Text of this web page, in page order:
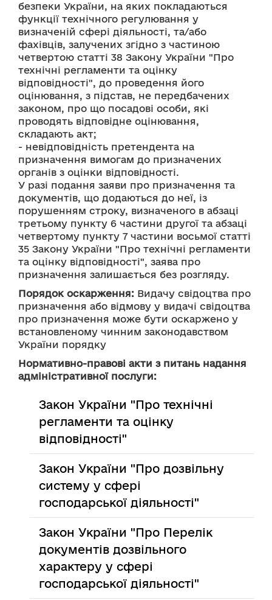
безпеки України, на яких покладаються
функції технічного регулювання у
визначеній сфері діяльності, та/або
фахівців, залучених згідно з частиною
четвертою статті 38 Закону України "Про
технічні регламенти та оцінку
відповідності", до проведення його
оцінювання, з підстав, не передбачених
законом, про що посадові особи, які
проводять відповідне оцінювання,
складають акт;
- невідповідність претендента на
призначення вимогам до призначених
органів з оцінки відповідності.
У разі подання заяви про призначення та
документів, що додаються до неї, із
порушенням строку, визначеного в абзаці
третьому пункту 6 частини другої та абзаці
четвертому пункту 7 частини восьмої статті
35 Закону України "Про технічні регламенти
та оцінку відповідності", заява про
призначення залишається без розгляду.
Порядок оскарження: Видачу свідоцтва про
призначення або відмову у видачі свідоцтва
про призначення може бути оскаржено у
встановленому чинним законодавством
України порядку
Нормативно-правові акти з питань надання
адміністративної послуги:
Закон України "Про технічні
регламенти та оцінку
відповідності"
Закон України "Про дозвільну
систему у сфері
господарської діяльності"
Закон України "Про Перелік
документів дозвільного
характеру у сфері
господарської діяльності"